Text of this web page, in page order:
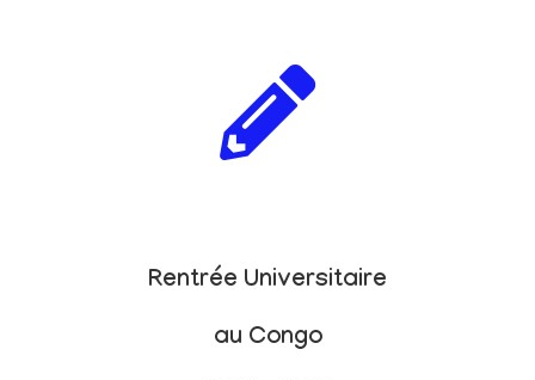
Rentrée Universitaire
au Congo